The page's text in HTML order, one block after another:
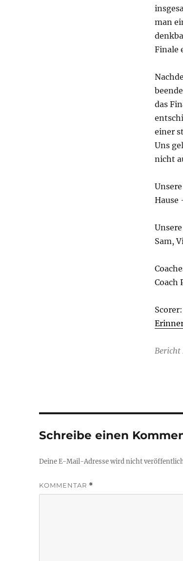
man
Finale
das
einer
Uns
nicht
Hause
Sam,
Coach
Bericht
Schreibe einen
Deine E-Mail-Adresse wird nicht
KOMMENTAR *